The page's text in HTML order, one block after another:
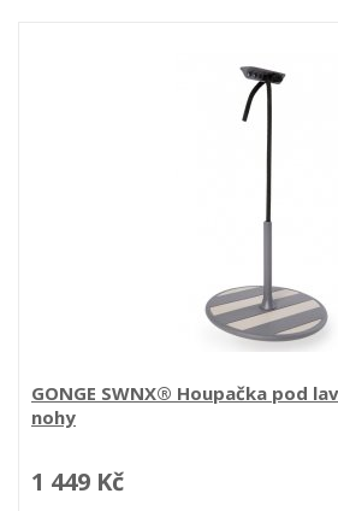
GONGE SWNX® Houpačka pod
nohy
1 449 Kč